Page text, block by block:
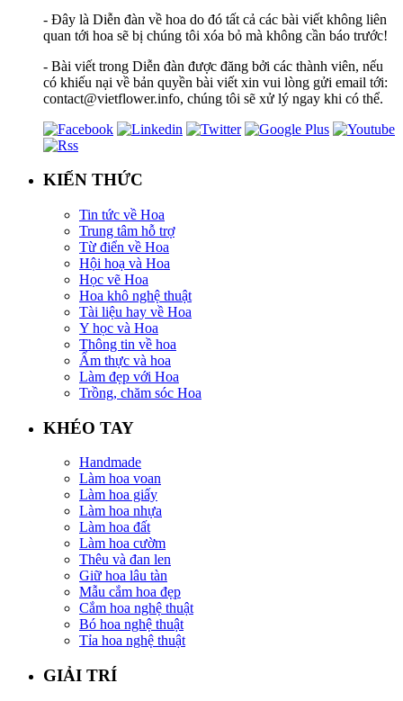
- Đây là Diễn đàn về hoa do đó tất cả các bài viết không liên
quan tới hoa sẽ bị chúng tôi xóa bỏ mà không cần báo trước!
- Bài viết trong Diễn đàn được đăng bởi các thành viên, nếu
có khiếu nại về bản quyền bài viết xin vui lòng gửi email tới:
contact@vietflower.info, chúng tôi sẽ xử lý ngay khi có thể.
KIẾN THỨC
Tin tức về Hoa
Trung tâm hỗ trợ
Từ điển về Hoa
Hội hoạ và Hoa
Học vẽ Hoa
Hoa khô nghệ thuật
Tài liệu hay về Hoa
Y học và Hoa
Thông tin về hoa
Ẩm thực và hoa
Làm đẹp với Hoa
Trồng, chăm sóc Hoa
KHÉO TAY
Handmade
Làm hoa voan
Làm hoa giấy
Làm hoa nhựa
Làm hoa đất
Làm hoa cườm
Thêu và đan len
Giữ hoa lâu tàn
Mẫu cắm hoa đẹp
Cắm hoa nghệ thuật
Bó hoa nghệ thuật
Tỉa hoa nghệ thuật
GIẢI TRÍ